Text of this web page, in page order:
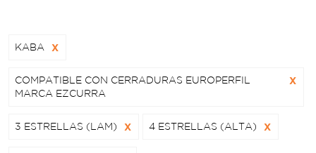
KABA X
COMPATIBLE CON CERRADURAS EUROPERFIL
MARCA EZCURRA
X
3 ESTRELLAS (LAM) X 4 ESTRELLAS (ALTA) X